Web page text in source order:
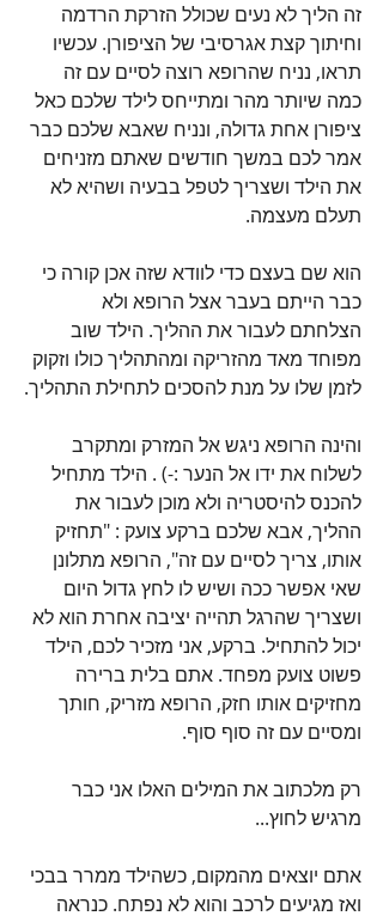
זה הליך לא נעים שכולל הזרקת הרדמה
וחיתוך קצת אגרסיבי של הציפורן. עכשיו
תראו, נניח שהרופא רוצה לסיים עם זה
כמה שיותר מהר ומתייחס לילד שלכם כאל
ציפורן אחת גדולה, ונניח שאבא שלכם כבר
אמר לכם במשך חודשים שאתם מזניחים
את הילד ושצריך לטפל בבעיה ושהיא לא
תעלם מעצמה.
הוא שם בעצם כדי לוודא שזה אכן קורה כי
כבר הייתם בעבר אצל הרופא ולא
הצלחתם לעבור את ההליך. הילד שוב
מפוחד מאד מהזריקה ומהתהליך כולו וזקוק
לזמן שלו על מנת להסכים לתחילת התהליך.
והינה הרופא ניגש אל המזרק ומתקרב
לשלוח את ידו אל הנער :-) . הילד מתחיל
להכנס להיסטריה ולא מוכן לעבור את
ההליך, אבא שלכם ברקע צועק : "תחזיק
אותו, צריך לסיים עם זה", הרופא מתלונן
שאי אפשר ככה ושיש לו לחץ גדול היום
ושצריך שהרגל תהייה יציבה אחרת הוא לא
יכול להתחיל. ברקע, אני מזכיר לכם, הילד
פשוט צועק מפחד. אתם בלית ברירה
מחזיקים אותו חזק, הרופא מזריק, חותך
ומסיים עם זה סוף סוף.
רק מלכתוב את המילים האלו אני כבר
מרגיש לחוץ...
אתם יוצאים מהמקום, כשהילד ממרר בבכי
ואז מגיעים לרכב והוא לא נפתח. כנראה